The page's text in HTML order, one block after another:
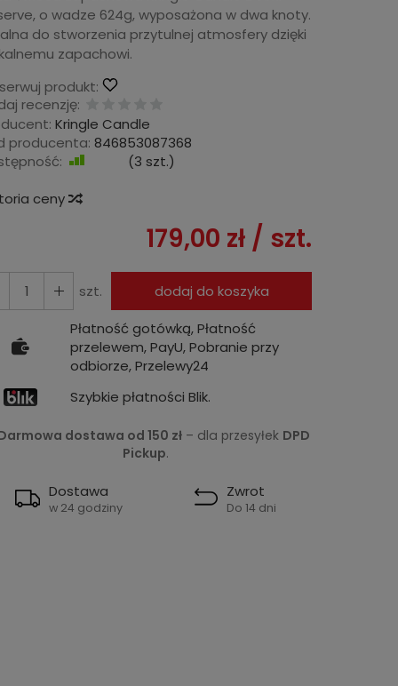
o wadze 624g, wyposażona w dwa knoty.
do stworzenia przytulnej atmosfery dzięki
zapachowi.
produkt:
recenzję:
Kringle Candle
producenta: 846853087368
(3 szt.)
ceny
179,00 zł / szt.
szt.
dodaj do koszyka
Płatność gotówką, Płatność
przelewem, PayU, Pobranie przy
odbiorze, Przelewy24
Szybkie płatności Blik.
dostawa od 150 zł – dla przesyłek DPD
Pickup.
Dostawa
w 24 godziny
Zwrot
Do 14 dni